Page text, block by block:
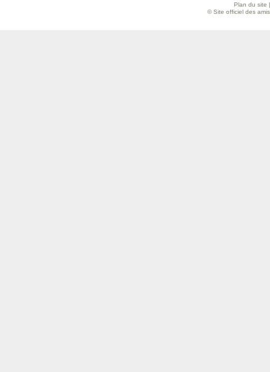
Plan du site
© Site officiel des